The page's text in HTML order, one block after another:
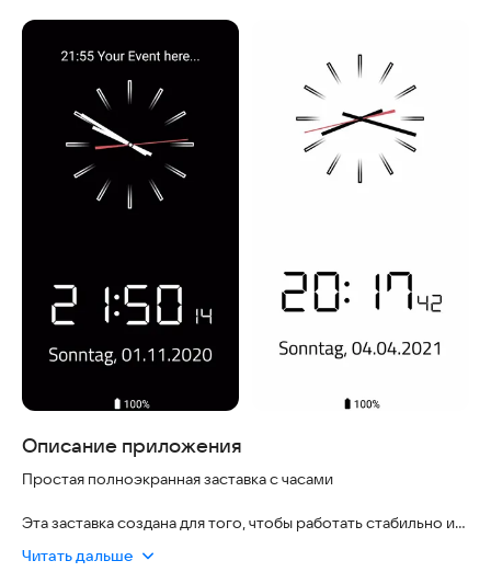
Скриншоты
Описание приложения
Простая полноэкранная заставка с часами
Эта заставка создана для того, чтобы работать стабильно и
настроек, не собирает лишние данные и полностью
Читать дальше